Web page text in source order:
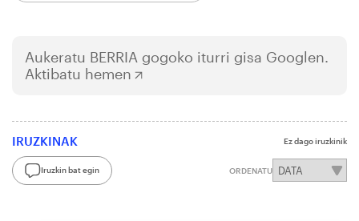
Aukeratu BERRIA gogoko iturri gisa Googlen.
Aktibatu hemen
IRUZKINAK Ez dago iruzkinik
Iruzkin bat egin ORDENATU